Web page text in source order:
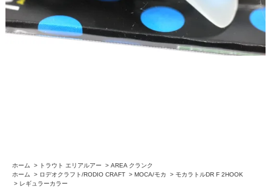
ホーム > トラウト エリアルアー > AREA クランク
ホーム
> ロデオクラフト/RODIO CRAFT > MOCA/モカ > モカラトルDR F 2HOOK
> レギュラーカラー